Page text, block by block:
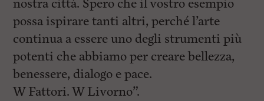
nostra città. Spero che il vostro esempio
possa ispirare tanti altri, perché l’arte
continua a essere uno degli strumenti più
potenti che abbiamo per creare bellezza,
benessere, dialogo e pace.
W Fattori. W Livorno”.